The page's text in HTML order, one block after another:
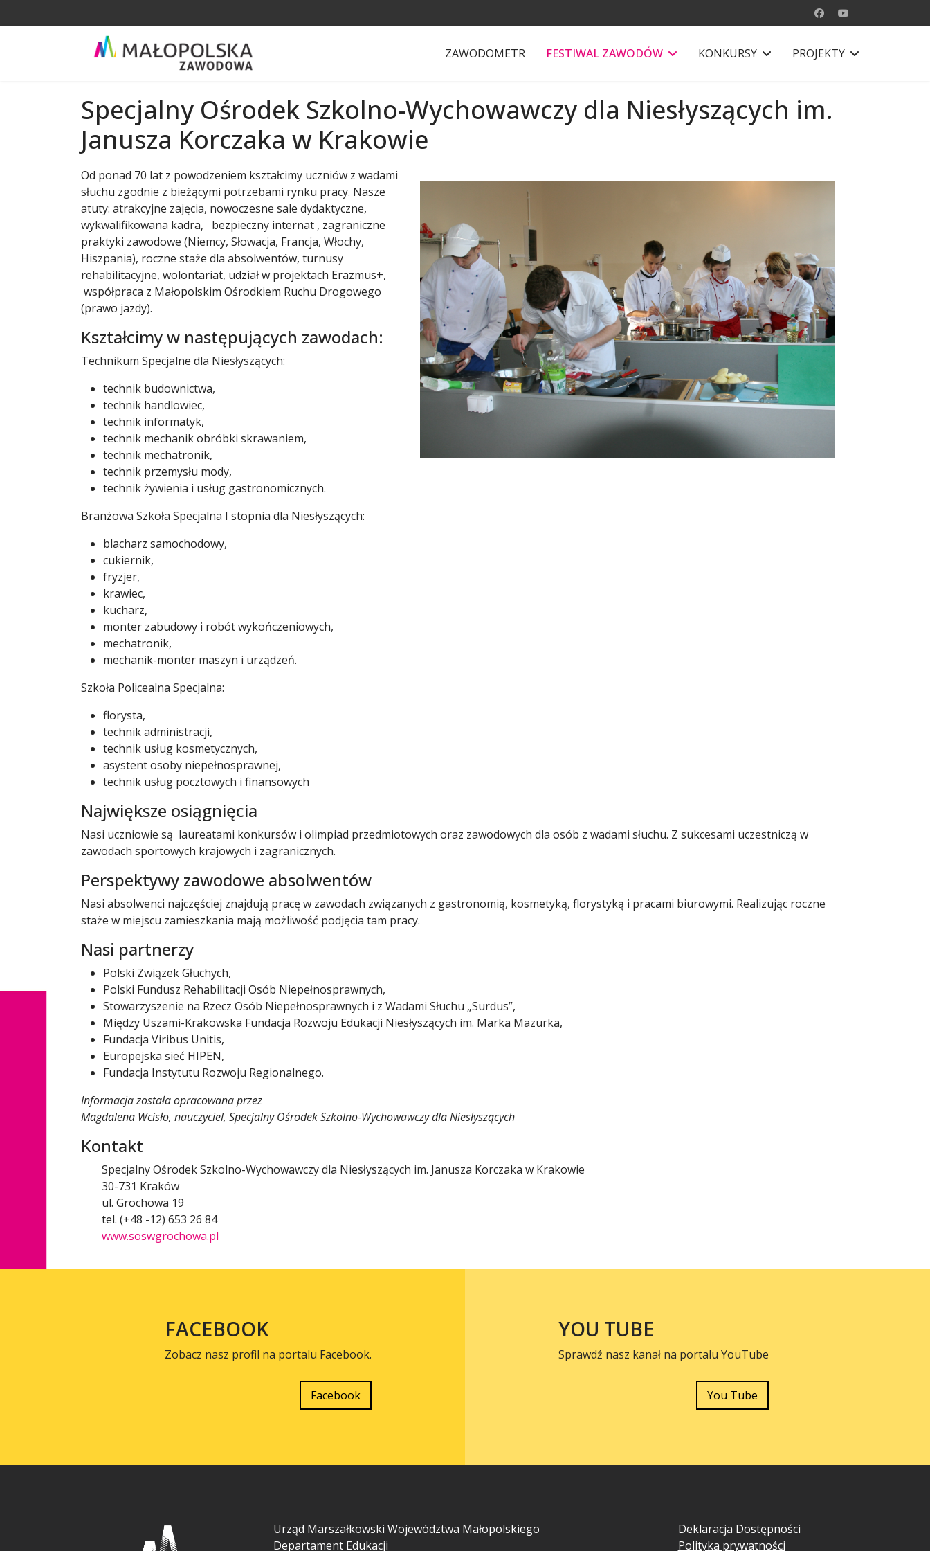
ZAWODOMETR FESTIWAL ZAWODÓW KONKURSY PROJEKTY
Specjalny Ośrodek Szkolno-Wychowawczy dla Niesłyszących im.
Janusza Korczaka w Krakowie
Od ponad 70 lat z powodzeniem kształcimy uczniów z wadami
słuchu zgodnie z bieżącymi potrzebami rynku pracy. Nasze
atuty: atrakcyjne zajęcia, nowoczesne sale dydaktyczne,
wykwalifikowana kadra, bezpieczny internat , zagraniczne
praktyki zawodowe (Niemcy, Słowacja, Francja, Włochy,
Hiszpania), roczne staże dla absolwentów, turnusy
rehabilitacyjne, wolontariat, udział w projektach Erazmus+,
współpraca z Małopolskim Ośrodkiem Ruchu Drogowego
(prawo jazdy).
Kształcimy w następujących zawodach:
Technikum Specjalne dla Niesłyszących:
technik budownictwa,
technik handlowiec,
technik informatyk,
technik mechanik obróbki skrawaniem,
technik mechatronik,
technik przemysłu mody,
technik żywienia i usług gastronomicznych.
Branżowa Szkoła Specjalna I stopnia dla Niesłyszących:
blacharz samochodowy,
cukiernik,
fryzjer,
krawiec,
kucharz,
monter zabudowy i robót wykończeniowych,
mechatronik,
mechanik-monter maszyn i urządzeń.
Szkoła Policealna Specjalna:
florysta,
technik administracji,
technik usług kosmetycznych,
asystent osoby niepełnosprawnej,
technik usług pocztowych i finansowych
Największe osiągnięcia
Nasi uczniowie są laureatami konkursów i olimpiad przedmiotowych oraz zawodowych dla osób z wadami słuchu. Z sukcesami uczestniczą w
zawodach sportowych krajowych i zagranicznych.
Perspektywy zawodowe absolwentów
Nasi absolwenci najczęściej znajdują pracę w zawodach związanych z gastronomią, kosmetyką, florystyką i pracami biurowymi. Realizując roczne
staże w miejscu zamieszkania mają możliwość podjęcia tam pracy.
Nasi partnerzy
Polski Związek Głuchych,
Polski Fundusz Rehabilitacji Osób Niepełnosprawnych,
Stowarzyszenie na Rzecz Osób Niepełnosprawnych i z Wadami Słuchu „Surdus”,
Między Uszami-Krakowska Fundacja Rozwoju Edukacji Niesłyszących im. Marka Mazurka,
Fundacja Viribus Unitis,
Europejska sieć HIPEN,
Fundacja Instytutu Rozwoju Regionalnego.
Informacja została opracowana przez
Magdalena Wcisło, nauczyciel, Specjalny Ośrodek Szkolno-Wychowawczy dla Niesłyszących
Kontakt
Specjalny Ośrodek Szkolno-Wychowawczy dla Niesłyszących im. Janusza Korczaka w Krakowie
30-731 Kraków
ul. Grochowa 19
tel. (+48 -12) 653 26 84
www.soswgrochowa.pl
FACEBOOK
Zobacz nasz profil na portalu Facebook.
Facebook
YOU TUBE
Sprawdź nasz kanał na portalu YouTube
You Tube
Urząd Marszałkowski Województwa Małopolskiego
Departament Edukacji
Deklaracja Dostępności
Polityka prywatności